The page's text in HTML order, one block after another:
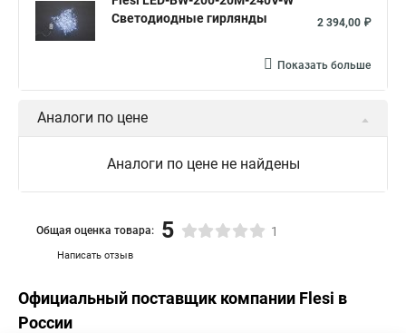
Светодиодные гирлянды
2 394,00 ₽
Показать больше
Аналоги по цене
Аналоги по цене не найдены
Написать отзыв
Общая оценка товара: 5 1
Официальный поставщик компании Flesi в
России